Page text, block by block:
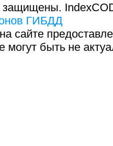
защищены.
ГИБДД
сайте
могут быть не